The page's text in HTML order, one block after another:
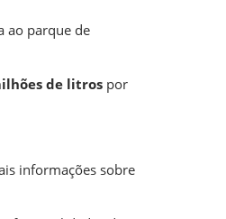
ao parque de
de litros por
informações sobre